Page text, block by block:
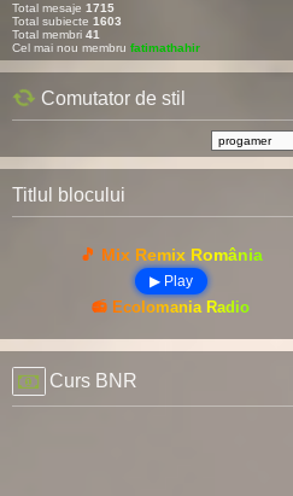
Total mesaje 1715
Total subiecte 1603
Total membri 41
Cel mai nou membru fatimathahir
Comutator de stil
Titlul blocului
🎵 Mix Remix România
▶ Play
📻 Ecolomania Radio
Curs BNR